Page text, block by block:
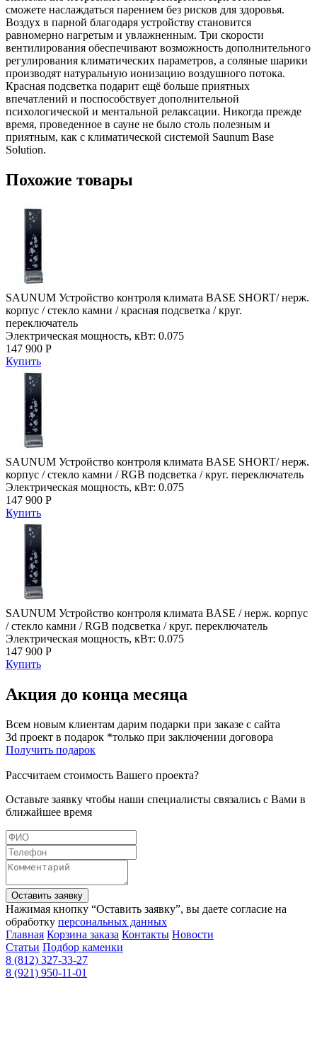
сможете наслаждаться парением без рисков для здоровья.
Воздух в парной благодаря устройству становится
равномерно нагретым и увлажненным. Три скорости
вентилирования обеспечивают возможность дополнительного
регулирования климатических параметров, а соляные шарики
производят натуральную ионизацию воздушного потока.
Красная подсветка подарит ещё больше приятных
впечатлений и поспособствует дополнительной
психологической и ментальной релаксации. Никогда прежде
время, проведенное в сауне не было столь полезным и
приятным, как с климатической системой Saunum Base
Solution.
Похожие товары
SAUNUM Устройство контроля климата BASE SHORT/ нерж.
корпус / стекло камни / красная подсветка / круг.
переключатель
Электрическая мощность, кВт: 0.075
147 900 Р
Купить
SAUNUM Устройство контроля климата BASE SHORT/ нерж.
корпус / стекло камни / RGB подсветка / круг. переключатель
Электрическая мощность, кВт: 0.075
147 900 Р
Купить
SAUNUM Устройство контроля климата BASE / нерж. корпус
/ стекло камни / RGB подсветка / круг. переключатель
Электрическая мощность, кВт: 0.075
147 900 Р
Купить
Акция до конца месяца
Всем новым клиентам дарим подарки при заказе с сайта
3d проект в подарок *только при заключении договора
Получить подарок
Рассчитаем стоимость Вашего проекта?
Оставьте заявку чтобы наши специалисты связались с Вами в
ближайшее время
Оставить заявку
Нажимая кнопку “Оставить заявку”, вы даете согласие на
обработку персональных данных
Главная Корзина заказа Контакты Новости
Статьи Подбор каменки
8 (812) 327-33-27
8 (921) 950-11-01